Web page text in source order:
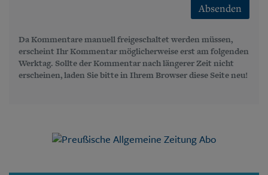
Absenden
Da Kommentare manuell freigeschaltet werden müssen,
erscheint Ihr Kommentar möglicherweise erst am folgenden
Werktag. Sollte der Kommentar nach längerer Zeit nicht
erscheinen, laden Sie bitte in Ihrem Browser diese Seite neu!